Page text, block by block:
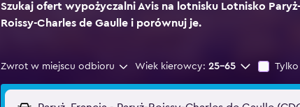
Szukaj ofert wypożyczalni Avis na lotnisku Lotnisko Paryż-
Roissy-Charles de Gaulle i porównuj je.
Zwrot w miejscu odbioru Wiek kierowcy: 25-65